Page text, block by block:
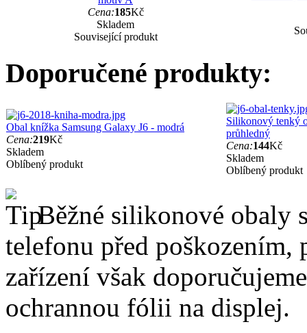
Cena:185Kč
Skladem
Související produkt
Doporučené produkty:
Obal knížka Samsung Galaxy J6 - modrá
Cena:219Kč
Skladem
Oblíbený produkt
Silikonový tenký
průhledný
Cena:144Kč
Skladem
Oblíbený produkt
Běžné silikonové obaly
telefonu před poškozením,
zařízení však
ochrannou fólii na displej.